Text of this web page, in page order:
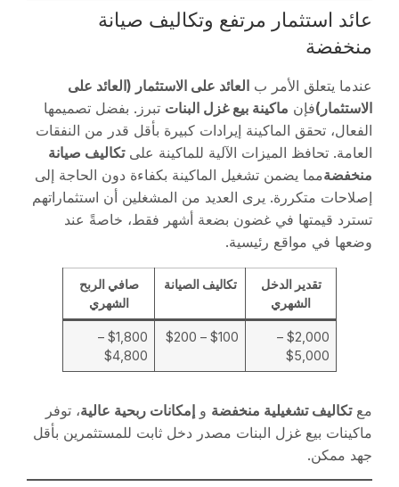
عائد استثمار مرتفع وتكاليف صيانة
منخفضة
عندما يتعلق الأمر ب العائد على الاستثمار (العائد على
الاستثمار)فإن ماكينة بيع غزل البنات تبرز. بفضل تصميمها
الفعال، تحقق الماكينة إيرادات كبيرة بأقل قدر من النفقات
العامة. تحافظ الميزات الآلية للماكينة علىتكاليف صيانة
منخفضةمما يضمن تشغيل الماكينة بكفاءة دون الحاجة إلى
إصلاحات متكررة. يرى العديد من المشغلين أن استثماراتهم
تسترد قيمتها في غضون بضعة أشهر فقط، خاصةً عند
وضعها في مواقع رئيسية.
تقدير الدخل
الشهري
تكاليف الصيانة
صافي الربح
الشهري
$2,000 –
$5,000
$100 – $200
$1,800 –
$4,800
معتكاليف تشغيلية منخفضة و إمكانات ربحية عالية، توفر
ماكينات بيع غزل البنات مصدر دخل ثابت للمستثمرين بأقل
جهد ممكن.